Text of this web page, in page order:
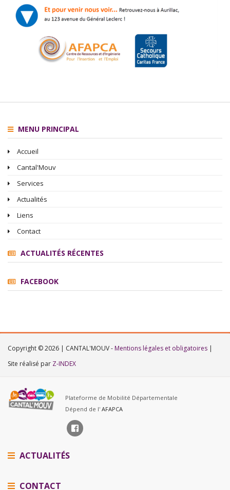
MENU PRINCIPAL
Accueil
Cantal'Mouv
Services
Actualités
Liens
Contact
ACTUALITÉS RÉCENTES
FACEBOOK
Copyright © 2026 | CANTAL'MOUV - Mentions légales et obligatoires |
Site réalisé par Z-INDEX
Plateforme de Mobilité Départementale
Dépend de l' AFAPCA
ACTUALITÉS
CONTACT